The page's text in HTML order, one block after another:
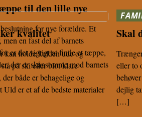
til den lille nye
for nye forældre. Et
en fast del af barnets
er det vigtigt at finde et tæppe,
der er skånsomme mod barnets
kvalitet
holde kulden ude og
på ski eller blot klare
både er behagelige og
er et af de bedste materialer
Skal
eller to
dejlig
[…]